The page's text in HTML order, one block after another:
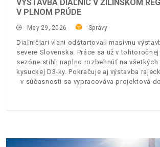
VÝSTAVBA DIAĽNIC V ŽILINSKOM
V PLNOM PRÚDE
May 29, 2026 Správy
Diaľničiari vlani odštartovali masívnu
severe Slovenska. Práce sa už v
sezóne stihli naplno rozbehnúť na
kysuckej D3-ky. Pokračuje aj výstavba
- v súčasnosti sa vypracováva projektová